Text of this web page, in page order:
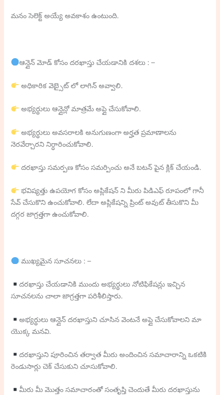
మనం సెలెక్ట్ అయ్యే అవకాశం ఉంటుంది.
ఆన్లైన్ మోడ్ కోసం దరఖాస్తు చేయడానికి దశలు : –
అధికారిక వెబ్సైట్ లో లాగిన్ అవ్వాలి.
అభ్యర్థులు ఆన్లైన్లో మాత్రమే అప్లై చేసుకోవాలి.
అభ్యర్థులు అవసరాలకి అనుగుణంగా అర్హత ప్రమాణాలను
నెరవేర్చారని నిర్ధారించుకోవాలి.
దరఖాస్తు సమర్పణ కోసం సమర్పించు అనే బటన్ పైన క్లిక్ చేయండి.
భవిష్యత్తు ఉపయోగ కోసం అప్లికేషన్ ని మీరు పిడిఎఫ్ రూపంలో గానీ
సేవ్ చేసుకొని ఉంచుకోవాలి. లేదా అప్లికేషన్ని ప్రింట్ అవుట్ తీసుకొని మీ
దగ్గర జాగ్రత్తగా ఉంచుకోవాలి.
ముఖ్యమైన సూచనలు : –
దరఖాస్తు చేయడానికి ముందు అభ్యర్థులు నోటిఫికేషన్లు ఇచ్చిన
సూచనలను చాలా జాగ్రత్తగా పరిశీలిస్తారు.
అభ్యర్థులు ఆన్లైన్ దరఖాస్తుని చూసిన వెంటనే అప్లై చేసుకోవాలని మా
యొక్క మనవి.
దరఖాస్తుని పూరించిన తర్వాత మీరు అందించిన సమాచారాన్ని ఒకటికి
రెండుసార్లు చెక్ చేసుకుని చూసుకోవాలి.
మీరు మీ మొత్తం సమాచారంతో సంతృప్తి చెందుతే మీరు దరఖాస్తును